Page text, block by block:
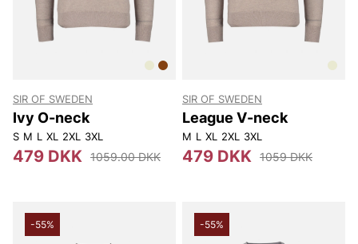
SIR OF SWEDEN
Ivy O-neck
S M L XL 2XL 3XL
479 DKK 1059.00 DKK
SIR OF SWEDEN
League V-neck
M L XL 2XL 3XL
479 DKK 1059 DKK
-55% -55%